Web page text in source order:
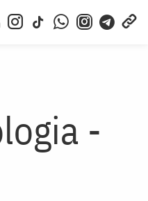
-